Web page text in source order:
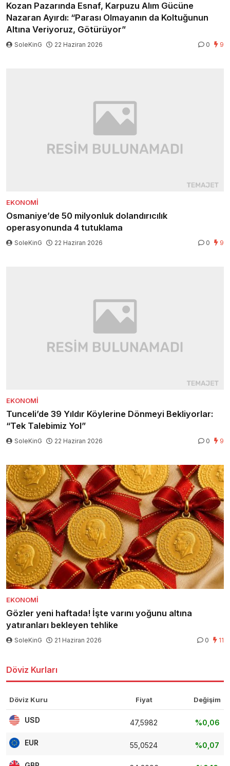
Kozan Pazarında Esnaf, Karpuzu Alım Gücüne
Nazaran Ayırdı: “Parası Olmayanın da Koltuğunun
Altına Veriyoruz, Götürüyor”
SoleKinG 22 Haziran 2026 0 9
EKONOMI
Osmaniye’de 50 milyonluk dolandırıcılık
operasyonunda 4 tutuklama
SoleKinG 22 Haziran 2026 0 9
EKONOMI
Tunceli’de 39 Yıldır Köylerine Dönmeyi Bekliyorlar:
“Tek Talebimiz Yol”
SoleKinG 22 Haziran 2026 0 9
EKONOMI
Gözler yeni haftada! İşte varını yoğunu altına
yatıranları bekleyen tehlike
SoleKinG 21 Haziran 2026 0 11
Döviz Kurları
Döviz Kuru Fiyat Değişim
USD 47,5982 %0,06
EUR 55,0524 %0,07